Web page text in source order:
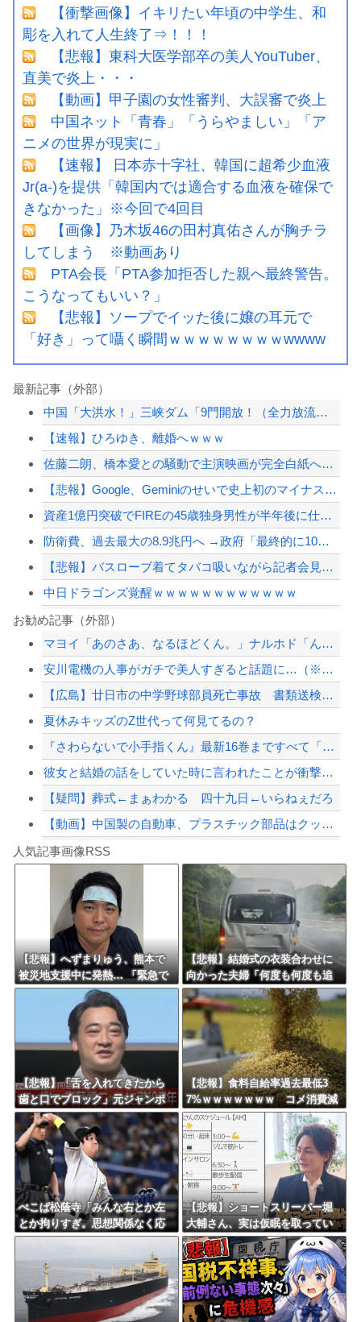
【衝撃画像】イキリたい年頃の中学生、和
彫を入れて人生終了⇒！！！
【悲報】東科大医学部卒の美人YouTuber、
直美で炎上・・・
【動画】甲子園の女性審判、大誤審で炎上
中国ネット「青春」「うらやましい」「ア
ニメの世界が現実に」
【速報】 日本赤十字社、韓国に超希少血液
Jr(a-)を提供「韓国内では適合する血液を確保で
きなかった」※今回で4回目
【画像】乃木坂46の田村真佑さんが胸チラ
してしまう ※動画あり
PTA会長「PTA参加拒否した親へ最終警告。
こうなってもいい？」
【悲報】ソープでイッた後に嬢の耳元で
「好き」って囁く瞬間ｗｗｗｗｗｗｗｗwwww
最新記事（外部）
中国「大洪水！」三峡ダム「9門開放！（全力放流」中国都市「三峡沿線の道路水没」中...
【速報】ひろゆき、離婚へｗｗｗ
佐藤二朗、橋本愛との騒動で主演映画が完全白紙へｗｗｗｗｗ
【悲報】Google、Geminiのせいで史上初のマイナスキャッシュフローに陥る
資産1億円突破でFIREの45歳独身男性が半年後に仕事復帰を決意した「1通の通知...
防衛費、過去最大の8.9兆円へ →政府「最終的に10兆円規模になる可能性」
【悲報】バスローブ着てタバコ吸いながら記者会見する奴ｗｗｗ
中日ドラゴンズ覚醒ｗｗｗｗｗｗｗｗｗｗｗｗ
中国のビーチ。ゴミだらけ
PTA会長「PTA参加拒否した親へ最終警告。こうなってもいい？」
X、収益化が9/7に終わるwwwwwwwwwwwww
【悲報】母親に生活が苦しいから50万くれって言われて断ったら縁切られたんだが
【緊急速報】NYで警官が黒人男性の首を絞め、暴動第二波不可避へ
Powered by livedoor 相互RSS
お勧め記事（外部）
マヨイ「あのさあ、なるほどくん。」ナルホド「ん？どうしたの。」
安川電機の人事がガチで美人すぎると話題に…（※画像あり）
【広島】廿日市の中学野球部員死亡事故 書類送検の医師、別人のCT画像で診察した疑...
夏休みキッズのZ世代って何見てるの？
『さわらないで小手指くん』最新16巻まですべて「50％ポイント還元」セール！5,...
彼女と結婚の話をしていた時に言われたことが衝撃だった
【疑問】葬式←まぁわかる 四十九日←いらねぇだろ
【動画】中国製の自動車、プラスチック部品はクッキーのように脆い
8/4のニュース
日本旅行キャンセルすべきか…1万年ぶり史上最大級の火山の兆し＝韓国の反応
更新中止のお知らせ
海外「おめでとうタキ！」リヴァプール南野がバースデーゴール！！
Powered by livedoor 相互RSS
人気記事画像RSS
【悲報】へずまりゅう、熊本で
被災地支援中に発熱… 「緊急で
病院に向かい点滴を打ったら楽
に」 回復を報告
【悲報】結婚式の衣装合わせに
向かった夫婦「何度も何度も追
突され…何が目的か本当に理解
できない」東名高速で続いた約1.
7キロの追突
【悲報】「舌を入れてきたから
歯と口でブロック」元ジャンポ
ケ斉藤の不同意性交公判
【悲報】食料自給率過去最低3
7%ｗｗｗｗｗｗｗ コメ消費減
響く・・・
ぺこぱ松蔭寺「みんな右とか左
とか拘りすぎ。思想関係なく応
援しようよ」
【悲報】ショートスリーパー堀
大輔さん、実は仮眠を取ってい
たｗｗｗｗｗｗｗｗｗｗｗｗｗ
ｗｗ